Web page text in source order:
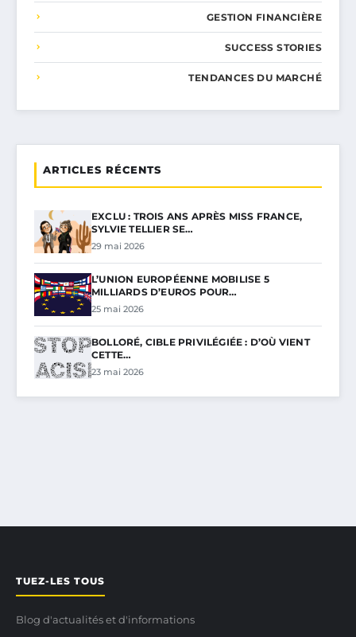
GESTION FINANCIÈRE
SUCCESS STORIES
TENDANCES DU MARCHÉ
ARTICLES RÉCENTS
EXCLU : TROIS ANS APRÈS MISS FRANCE,
SYLVIE TELLIER SE…
29 mai 2026
L’UNION EUROPÉENNE MOBILISE 5
MILLIARDS D’EUROS POUR…
25 mai 2026
BOLLORÉ, CIBLE PRIVILÉGIÉE : D’OÙ VIENT
CETTE…
23 mai 2026
TUEZ-LES TOUS
Blog d'actualités et d'informations